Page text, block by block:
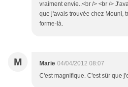
vraiment envie..<br /> <br />
que j'avais trouvée chez Mouni,
forme-là.
M Marie 04/04/2012 08:07
C'est magnifique. C'est sûr que